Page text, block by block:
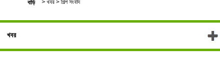
বাড়ি > খবর > শিল্প সংবাদ
খবর